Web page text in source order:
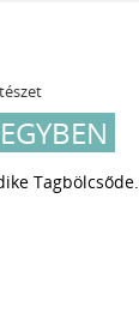
Tagbölcsőde.